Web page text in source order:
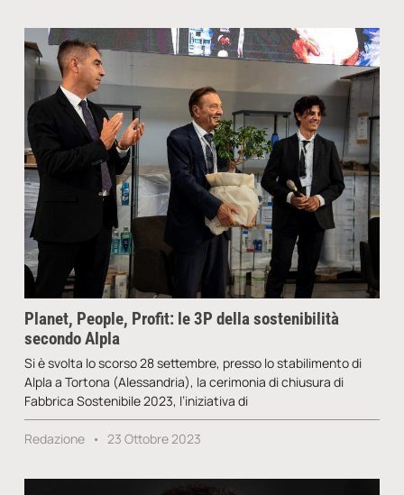
Planet, People, Profit: le 3P della sostenibilità
secondo Alpla
Si è svolta lo scorso 28 settembre, presso lo stabilimento di
Alpla a Tortona (Alessandria), la cerimonia di chiusura di
Fabbrica Sostenibile 2023, l’iniziativa di
Redazione 23 Ottobre 2023